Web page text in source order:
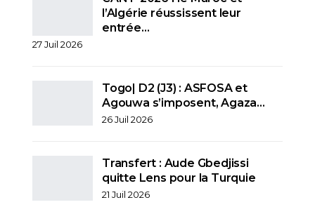
l’Algérie réussissent leur
entrée…
27 Juil 2026
Togo| D2 (J3) : ASFOSA et
Agouwa s’imposent, Agaza…
26 Juil 2026
Transfert : Aude Gbedjissi
quitte Lens pour la Turquie
21 Juil 2026